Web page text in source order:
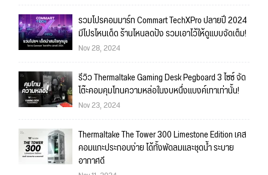
รวมโปรคอมมาร์ท Commart TechXPro ปลายปี 2024
มีโปรไหนเด็ด ร้านไหนลดปัง รวมเอาไว้ให้ดูแบบจัดเต็ม!
Nov 28, 2024
รีวิว Thermaltake Gaming Desk Pegboard 3 ไซซ์ จัด
โต๊ะคอมคุมโทนความหล่อในงบหนึ่งแบงค์เทาเท่านั้น!
Nov 23, 2024
Thermaltake The Tower 300 Limestone Edition เคส
คอมแกะประกอบง่าย ได้ทั้งพัดลมและชุดน้ำ ระบาย
อากาศดี